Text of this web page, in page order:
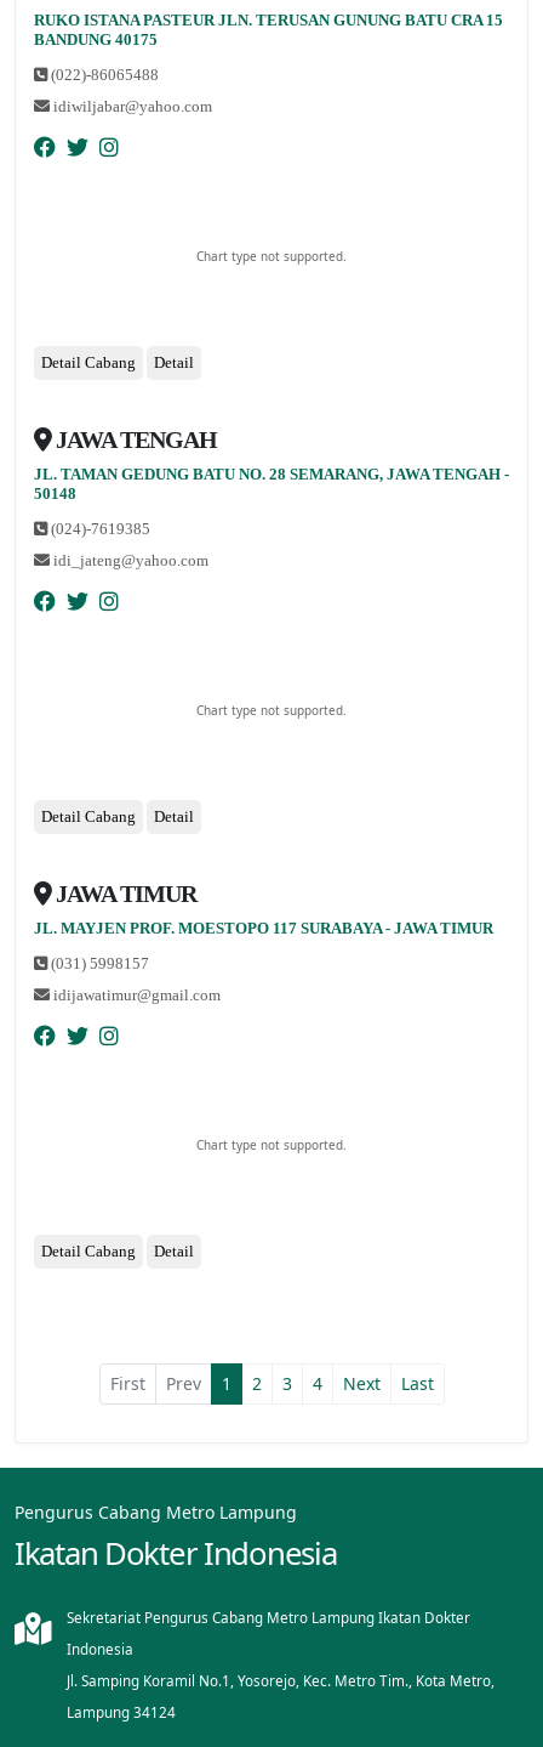
RUKO ISTANA PASTEUR JLN. TERUSAN GUNUNG BATU CRA 15
BANDUNG 40175
(022)-86065488
idiwiljabar@yahoo.com
Chart type not supported.
Detail Cabang Detail
JAWA TENGAH
JL. TAMAN GEDUNG BATU NO. 28 SEMARANG, JAWA TENGAH -
50148
(024)-7619385
idi_jateng@yahoo.com
Chart type not supported.
Detail Cabang Detail
JAWA TIMUR
JL. MAYJEN PROF. MOESTOPO 117 SURABAYA - JAWA TIMUR
(031) 5998157
idijawatimur@gmail.com
Chart type not supported.
Detail Cabang Detail
First Prev 1 2 3 4 Next Last
Pengurus Cabang Metro Lampung
Ikatan Dokter Indonesia
Sekretariat Pengurus Cabang Metro Lampung Ikatan Dokter
Indonesia
Jl. Samping Koramil No.1, Yosorejo, Kec. Metro Tim., Kota Metro,
Lampung 34124